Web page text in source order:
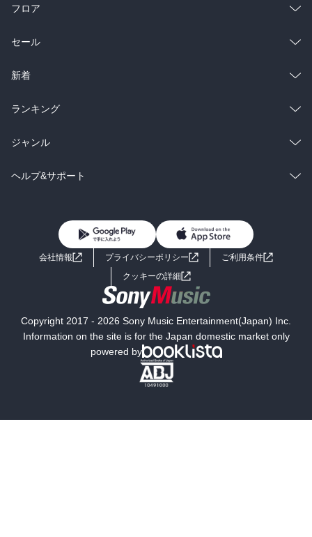
フロア
総合
ラノベ
雑誌・グラビア
BL・TL
セール
総合
ラノベ
雑誌・グラビア
BL・TL
新着
総合
ラノベ
雑誌・グラビア
ランキング
総合
ラノベ
ジャンル
コミック
ライトノベル 男子向けラノベ
小説
海外小説
ミステリー SF
文学
ヘルプ&サポート
よくあるご質問 お問い合わせ
会社情報 プライバシーポリシー
ご利用条件
クッキーの詳細
Copyright 2017 - 2026 Sony Music Entertainment(Japan) Inc.
Information on the site is for the Japan domestic market only
powered by